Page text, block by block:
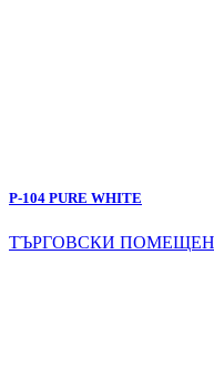
P-104 PURE WHITE
ТЪРГОВСКИ